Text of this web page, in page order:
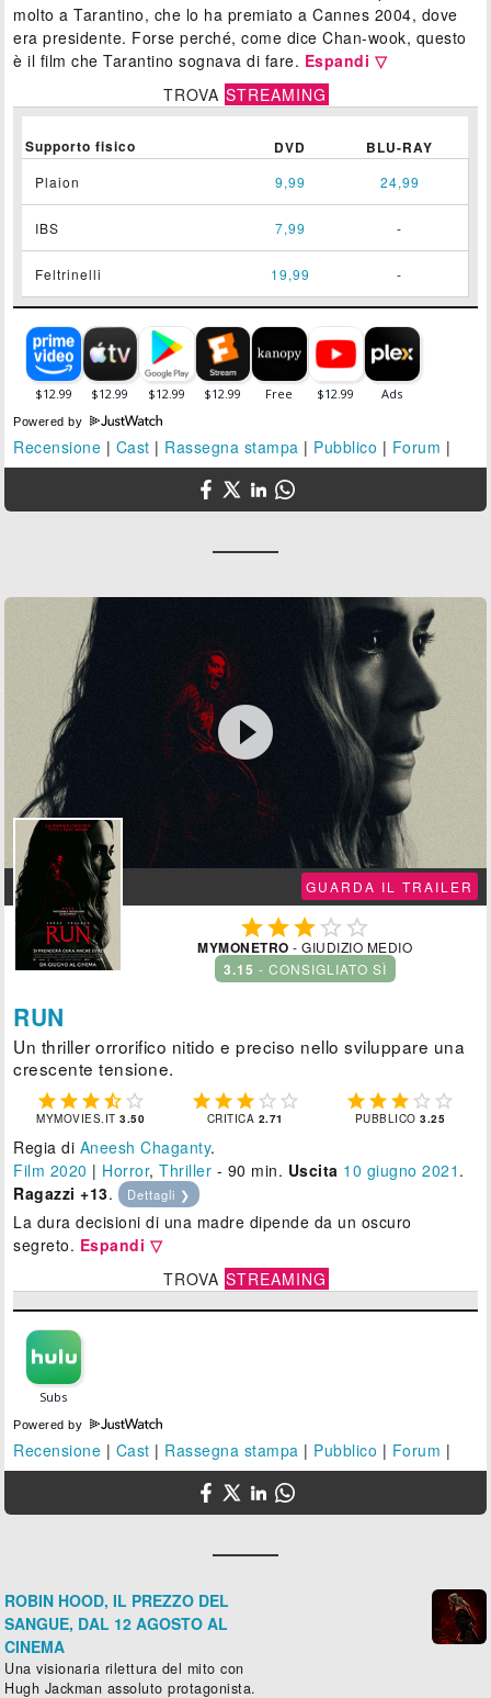
molto a Tarantino, che lo ha premiato a Cannes 2004, dove
era presidente. Forse perché, come dice Chan-wook, questo
è il film che Tarantino sognava di fare. Espandi ▽
TROVA STREAMING
Supporto fisico DVD BLU-RAY
Plaion 9,99 24,99
IBS 7,99 -
Feltrinelli 19,99 -
Powered by
Recensione | Cast | Rassegna stampa | Pubblico | Forum |

GUARDA IL TRAILER
  
MYMONETRO - GIUDIZIO MEDIO
3.15 - CONSIGLIATO SÌ
RUN
Un thriller orrorifico nitido e preciso nello sviluppare una
crescente tensione.
    
MYMOVIES.IT3.50
    
CRITICA 2.71
    
PUBBLICO3.25
Regia di Aneesh Chaganty.
Film 2020 | Horror,Thriller - 90 min. Uscita 10 giugno 2021 .
Ragazzi +13. Dettagli ❯
La dura decisioni di una madre dipende da un oscuro
segreto. Espandi ▽
TROVA STREAMING
Powered by
Recensione | Cast | Rassegna stampa | Pubblico | Forum |
ROBIN HOOD, IL PREZZO DEL
SANGUE, DAL 12 AGOSTO AL
CINEMA
Una visionaria rilettura del mito con
Hugh Jackman assoluto protagonista.